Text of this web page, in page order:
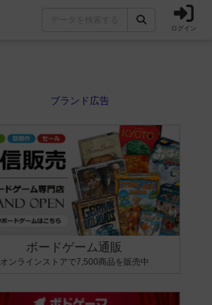
ログイン
ボードゲーム通販
オンラインストアで7,500商品を販売中